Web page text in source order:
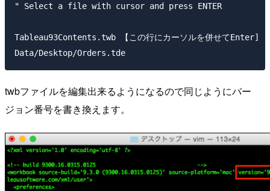
" Select a file with cursor and press ENTER
Tableau93Contents.twb 【この行にカーソルを併せてEnter]
twbファイルを編集出来るようになるので同じようにバー
ジョン番号を書き換えます。